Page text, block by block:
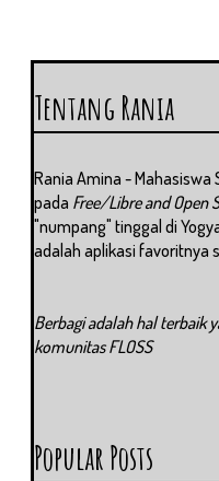
Tentang Rania
Rania Amina - Mahasiswa
pada Free/Libre and Open
"numpang" tinggal di
adalah aplikasi favoritnya
Berbagi adalah hal terbaik
komunitas FLOSS
Popular Posts